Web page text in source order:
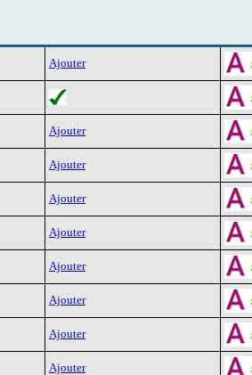
Ajouter
Ajouter
Ajouter
Ajouter
Ajouter
Ajouter
Ajouter
Ajouter
Ajouter